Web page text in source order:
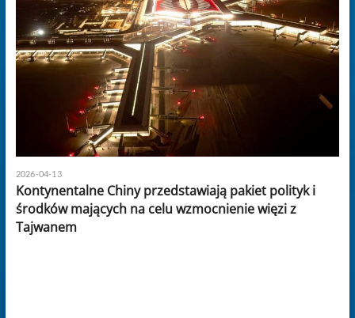
2026-04-13
Kontynentalne Chiny przedstawiają pakiet polityk i
środków mających na celu wzmocnienie więzi z
Tajwanem